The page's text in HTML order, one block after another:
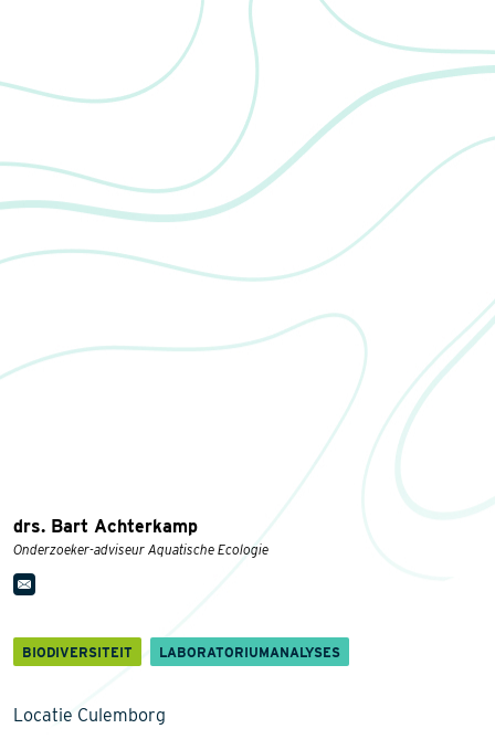
drs. Bart Achterkamp
Onderzoeker-adviseur Aquatische Ecologie
BIODIVERSITEIT LABORATORIUMANALYSES
Locatie Culemborg